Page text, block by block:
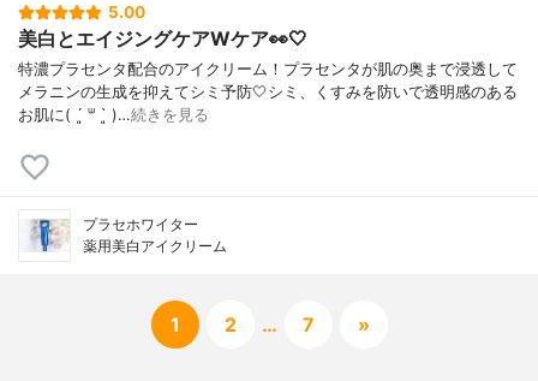
5.00
美白とエイジングケアWケア👀🤍
特濃プラセンタ配合のアイクリーム！プラセンタが肌の奥まで浸透して
メラニンの生成を抑えてシミ予防🤍シミ、くすみを防いで透明感のある
お肌に( ´͈ ᐜ `͈ )…続きを見る
プラセホワイター
薬用美白アイクリーム
1 2 … 7 »